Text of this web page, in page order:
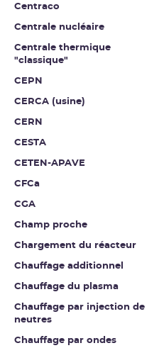
Centraco
Centrale nucléaire
Centrale thermique
"classique"
CEPN
CERCA (usine)
CERN
CESTA
CETEN-APAVE
CFCa
CGA
Champ proche
Chargement du réacteur
Chauffage additionnel
Chauffage du plasma
Chauffage par injection de
neutres
Chauffage par ondes